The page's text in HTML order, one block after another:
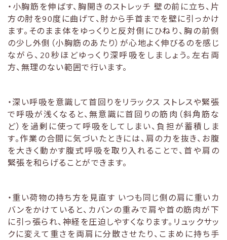
・小胸筋を伸ばす、胸開きのストレッチ 壁の前に立ち、片
方の肘を90度に曲げて、肘から手首までを壁に引っかけ
ます。そのまま体をゆっくりと反対側にひねり、胸の前側
の少し外側（小胸筋のあたり）が心地よく伸びるのを感じ
ながら、20秒ほどゆっくり深呼吸をしましょう。左右両
方、無理のない範囲で行います。
・深い呼吸を意識して首回りをリラックス ストレスや緊張
で呼吸が浅くなると、無意識に首回りの筋肉（斜角筋な
ど）を過剰に使って呼吸をしてしまい、負担が蓄積しま
す。作業の合間に気づいたときには、肩の力を抜き、お腹
を大きく動かす腹式呼吸を取り入れることで、首や肩の
緊張を和らげることができます。
・重い荷物の持ち方を見直す いつも同じ側の肩に重いカ
バンをかけていると、カバンの重みで肩や首の筋肉が下
に引っ張られ、神経を圧迫しやすくなります。リュックサッ
クに変えて重さを両肩に分散させたり、こまめに持ち手